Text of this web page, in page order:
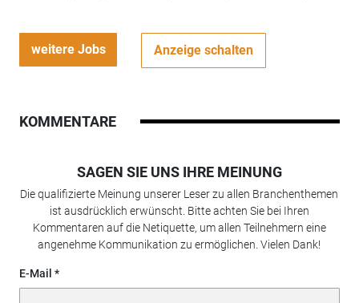
weitere Jobs Anzeige schalten
KOMMENTARE
SAGEN SIE UNS IHRE MEINUNG
Die qualifizierte Meinung unserer Leser zu allen Branchenthemen
ist ausdrücklich erwünscht. Bitte achten Sie bei Ihren
Kommentaren auf die Netiquette, um allen Teilnehmern eine
angenehme Kommunikation zu ermöglichen. Vielen Dank!
E-Mail